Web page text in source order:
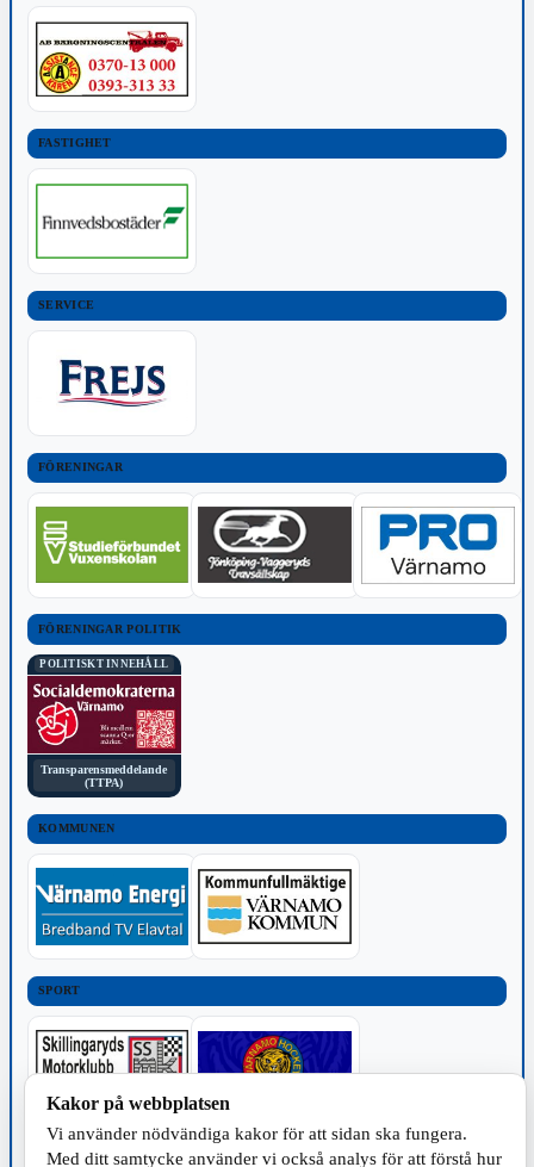
FASTIGHET
SERVICE
FÖRENINGAR
FÖRENINGAR POLITIK
POLITISKT INNEHÅLL
Transparensmeddelande
(TTPA)
KOMMUNEN
SPORT
TILLVERKNING
Kakor på webbplatsen
Vi använder nödvändiga kakor för att sidan ska fungera.
Med ditt samtycke använder vi också analys för att förstå hur